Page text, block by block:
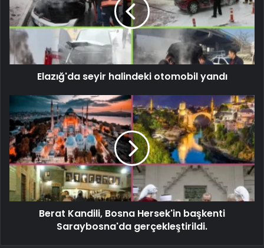
Elazığ'da seyir halindeki otomobil yandı
Berat Kandili, Bosna Hersek'in başkenti
Saraybosna'da gerçekleştirildi.